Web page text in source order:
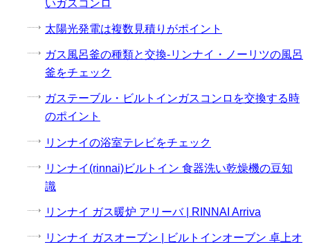
いガスコンロ
太陽光発電は複数見積りがポイント
ガス風呂釜の種類と交換-リンナイ・ノーリツの風呂
釜をチェック
ガステーブル・ビルトインガスコンロを交換する時
のポイント
リンナイの浴室テレビをチェック
リンナイ(rinnai)ビルトイン 食器洗い乾燥機の豆知
識
リンナイ ガス暖炉 アリーバ | RINNAI Arriva
リンナイ ガスオーブン | ビルトインオーブン 卓上オ